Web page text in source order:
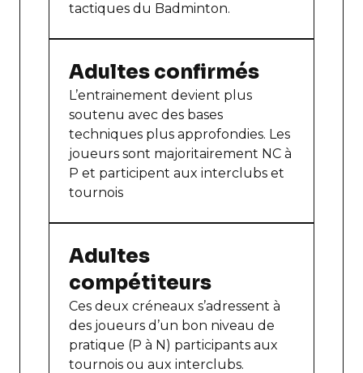
tactiques du Badminton.
Adultes confirmés
L’entrainement devient plus
soutenu avec des bases
techniques plus approfondies. Les
joueurs sont majoritairement NC à
P et participent aux interclubs et
tournois
Adultes
compétiteurs
Ces deux créneaux s’adressent à
des joueurs d’un bon niveau de
pratique (P à N) participants aux
tournois ou aux interclubs.